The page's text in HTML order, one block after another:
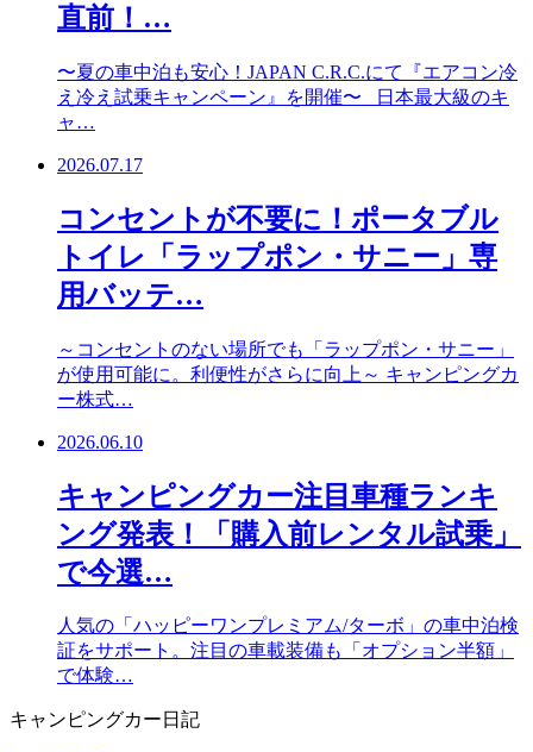
直前！…
〜夏の車中泊も安心！JAPAN C.R.C.にて『エアコン冷
え冷え試乗キャンペーン』を開催〜 日本最大級のキ
ャ…
2026.07.17
コンセントが不要に！ポータブル
トイレ「ラップポン・サニー」専
用バッテ…
～コンセントのない場所でも「ラップポン・サニー」
が使用可能に。利便性がさらに向上～ キャンピングカ
ー株式…
2026.06.10
キャンピングカー注目車種ランキ
ング発表！「購入前レンタル試乗」
で今選…
人気の「ハッピーワンプレミアム/ターボ」の車中泊検
証をサポート。注目の車載装備も「オプション半額」
で体験…
キャンピングカー日記